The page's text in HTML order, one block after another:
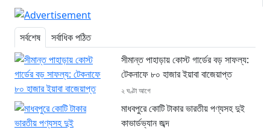
সর্বশেষ
সর্বাধিক পঠিত
সীমান্ত পাহাড়ায় কোস্ট গার্ডের বড় সাফল্য:
টেকনাফে ৮০ হাজার ইয়াবা বাজেয়াপ্ত
২ ঘণ্টা আগে
মাধবপুরে কোটি টাকার ভারতীয় পণ্যসহ দুই
কাভার্ডভ্যান জব্দ